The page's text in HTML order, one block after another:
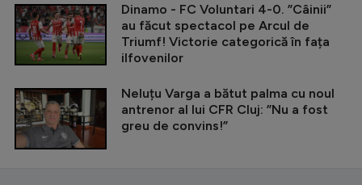
Dinamo - FC Voluntari 4-0. ”Câinii”
au făcut spectacol pe Arcul de
Triumf! Victorie categorică în fața
ilfovenilor
Neluțu Varga a bătut palma cu noul
antrenor al lui CFR Cluj: ”Nu a fost
greu de convins!”